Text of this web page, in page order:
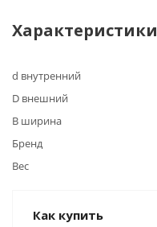
Характеристики
d внутренний
D внешний
B ширина
Бренд
Вес
Как купить